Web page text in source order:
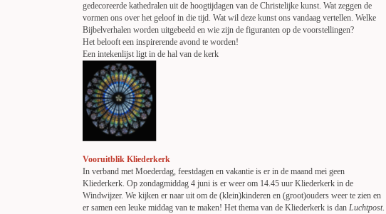
gedecoreerde kathedralen uit de hoogtijdagen van de Christelijke kunst. Wat zeggen de
vormen ons over het geloof in die tijd. Wat wil deze kunst ons vandaag vertellen. Welke
Bijbelverhalen worden uitgebeeld en wie zijn de figuranten op de voorstellingen?
Het belooft een inspirerende avond te worden!
Een intekenlijst ligt in de hal van de kerk
Vooruitblik Kliederkerk
In verband met Moederdag, feestdagen en vakantie is er in de maand mei geen
Kliederkerk. Op zondagmiddag 4 juni is er weer om 14.45 uur Kliederkerk in de
Windwijzer. We kijken er naar uit om de (klein)kinderen en (groot)ouders weer te zien en
er samen een leuke middag van te maken! Het thema van de Kliederkerk is dan Luchtpost.